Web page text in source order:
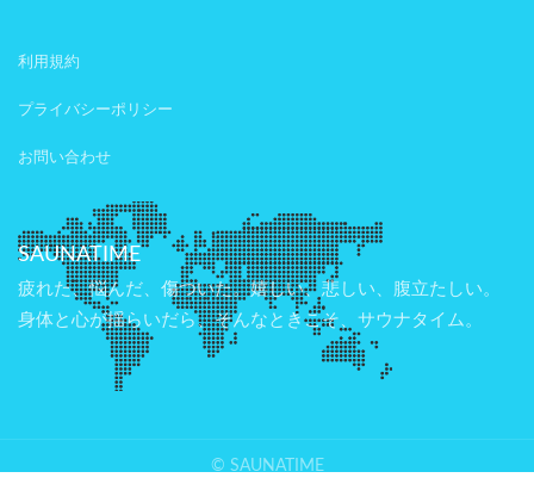
利用規約
プライバシーポリシー
お問い合わせ
SAUNATIME
疲れた、悩んだ、傷ついた。嬉しい、悲しい、腹立たしい。
身体と心が揺らいだら、そんなときこそ、サウナタイム。
© SAUNATIME